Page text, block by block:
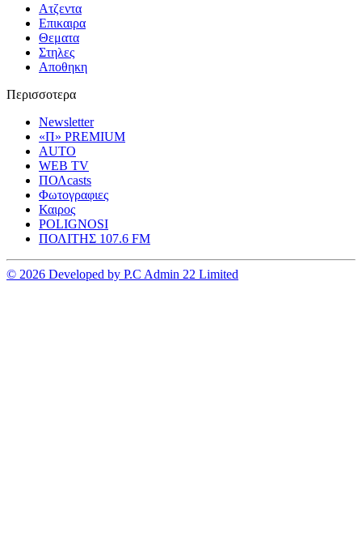
Ατζεντα
Επικαιρα
Θεματα
Στηλες
Αποθηκη
Περισσοτερα
Newsletter
«Π» PREMIUM
AUTO
WEB TV
ΠΟΛcasts
Φωτογραφιες
Καιρος
POLIGNOSI
ΠΟΛΙΤΗΣ 107.6 FM
© 2026 Developed by P.C Admin 22 Limited